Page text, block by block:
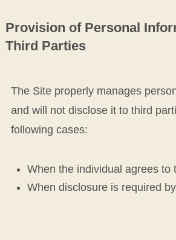
Provision of Personal
Third Parties
The Site properly manages
and will not disclose it to third
following cases:
When the individual agrees to
When disclosure is required